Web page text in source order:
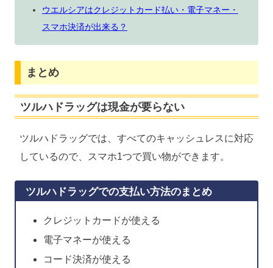
ウエルシアはクレジットカード払い・電子マネー・
スマホ決済が出来る？
まとめ
ツルハドラッグは現金が要らない
ツルハドラッグでは、すべてのキャッシュレスに対応
しているので、スマホ1つで買い物ができます。
ツルハドラッグでの支払い方法のまとめ
クレジットカードが使える
電子マネーが使える
コード決済が使える